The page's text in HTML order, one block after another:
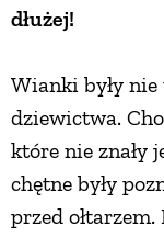
dłużej!
Wianki były
dziewictwa.
które nie znały
chętne były
przed